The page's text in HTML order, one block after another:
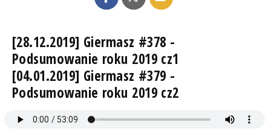
[28.12.2019] Giermasz #378 -
Podsumowanie roku 2019 cz1
[04.01.2019] Giermasz #379 -
Podsumowanie roku 2019 cz2